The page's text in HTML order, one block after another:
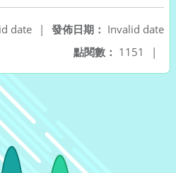
發佈日期： Invalid date
date
|
點閱數： 1151 |